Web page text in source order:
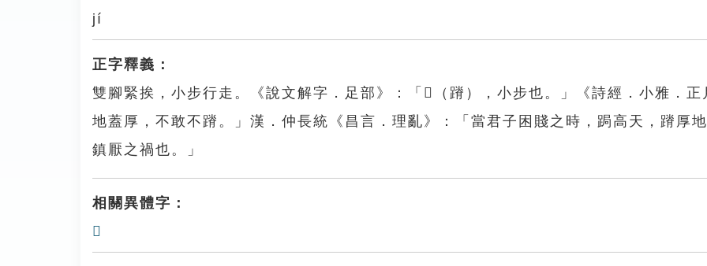
jí
正字釋義：
雙腳緊挨，小步行走。《說文解字．足部》：「𨇋（蹐），小步也。」《詩經．小雅．
地蓋厚，不敢不蹐。」漢．仲長統《昌言．理亂》：「當君子困賤之時，跼高天，蹐厚
鎮厭之禍也。」
相關異體字：
𨇋